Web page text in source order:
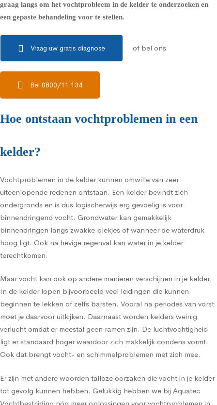
graag langs om het vochtprobleem in de kelder te onderzoeken en
een gepaste behandeling voor te stellen.
Vraag uw gratis diagnose of bel ons
Bel 0800/11.134
Hoe ontstaan vochtproblemen in een
kelder?
Vochtproblemen in de kelder kunnen omwille van zeer
uiteenlopende redenen ontstaan. Een kelder bevindt zich
ondergronds en is dus logischerwijs erg gevoelig is voor
binnendringend vocht. Grondwater kan gemakkelijk
binnendringen langs zwakke plekjes of wanneer de waterdruk
hoog ligt. Ook na hevige regenval kan water in je kelder
terechtkomen.
Maar vocht kan ook op andere manieren verschijnen in je kelder.
In de kelder lopen bijvoorbeeld veel leidingen die kunnen
beginnen te lekken of zelfs barsten. Vooral na periodes van vorst
moet je daarvoor uitkijken. Daarnaast worden kelders weinig
verlucht omdat er meestal geen ramen zijn. De luchtvochtigheid
ligt er standaard hoger waardoor zich makkelijk condens vormt.
Ook dat brengt vocht- en schimmelproblemen met zich mee.
Er zijn met andere woorden talloze oorzaken die vocht in je kelder
tot gevolg kunnen hebben. Gelukkig hebben we bij Aquatec
Vochtbestrijding nóg meer oplossingen voor vochtproblemen in